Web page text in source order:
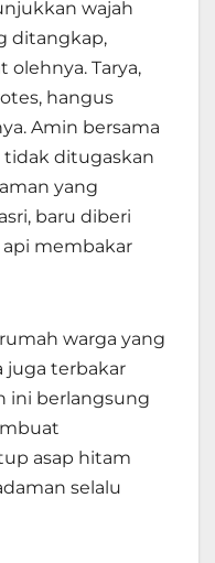
wajah
ditangkap,
Tarya,
hangus
Amin bersama
tidak ditugaskan
yang
baru diberi
membakar
warga yang
juga terbakar
ini berlangsung
asap hitam
selalu